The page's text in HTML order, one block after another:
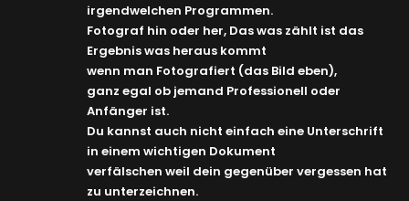
irgendwelchen Programmen.
Fotograf hin oder her, Das was zählt ist das
Ergebnis was heraus kommt
wenn man Fotografiert (das Bild eben),
ganz egal ob jemand Professionell oder
Anfänger ist.
Du kannst auch nicht einfach eine Unterschrift
in einem wichtigen Dokument
verfälschen weil dein gegenüber vergessen hat
zu unterzeichnen.